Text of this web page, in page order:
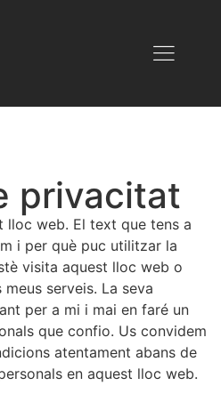
privacitat
lloc web. El text que tens a
i per què puc utilitzar la
visita aquest lloc web o
serveis. La seva
per a mi i mai en faré un
que confio. Us convidem
atentament abans de
en aquest lloc web.